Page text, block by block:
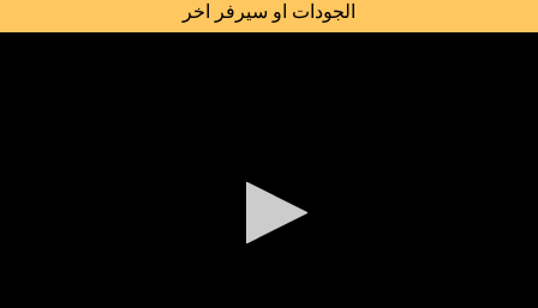
الجودات او سيرفر اخر